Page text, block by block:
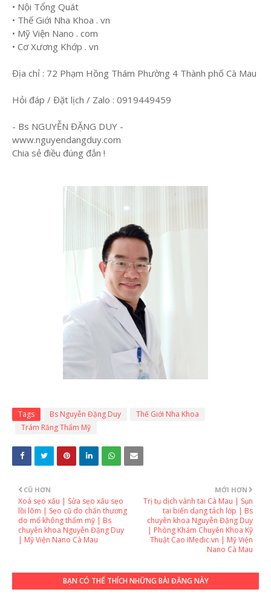
• Nội Tổng Quát
• Thế Giới Nha Khoa . vn
• Mỹ Viện Nano . com
• Cơ Xương Khớp . vn
Địa chỉ : 72 Phạm Hồng Thám Phường 4 Thành phố Cà Mau
Hỏi đáp / Đặt lịch / Zalo : 0919449459
- Bs NGUYỄN ĐẶNG DUY -
www.nguyendangduy.com
Chia sẻ điều đúng đắn !
Tags Bs Nguyễn Đặng Duy
Thế Giới Nha Khoa
Trám Răng Thẩm Mỹ
MỚI HƠN
Trị tụ dịch vành tai Cà Mau | Sụn
tai biến dạng tách lớp | Bs
chuyên khoa Nguyễn Đặng Duy
| Phòng Khám Chuyên Khoa Kỹ
Thuật Cao IMedic.vn | Mỹ Viện
Nano Cà Mau
CŨ HƠN
Xoá sẹo xấu | Sửa sẹo xấu sẹo
lồi lõm | Sẹo cũ do chấn thương
do mổ không thẩm mỹ | Bs
chuyên khoa Nguyễn Đặng Duy
| Mỹ Viện Nano Cà Mau
BẠN CÓ THỂ THÍCH NHỮNG BÀI ĐĂNG NÀY